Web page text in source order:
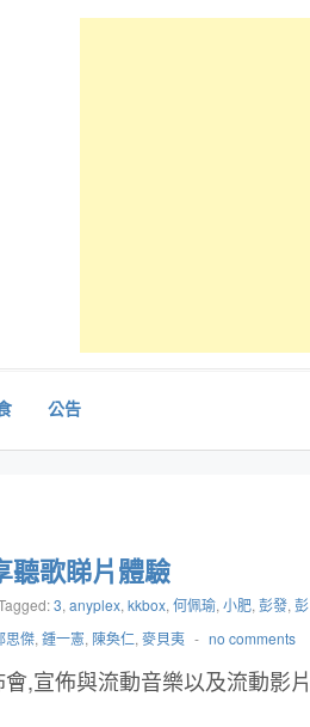
公告
聽歌睇片體驗
3, anyplex, kkbox, 何佩瑜, 小肥, 彭發, 彭
思傑, 鍾一憲, 陳奐仁, 麥貝夷 - no comments
,宣佈與流動音樂以及流動影片